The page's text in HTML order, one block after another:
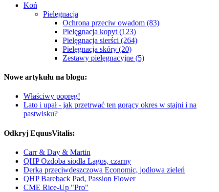
Koń
Pielęgnacja
Ochrona przeciw owadom (83)
Pielęgnacja kopyt (123)
Pielęgnacja sierści (264)
Pielęgnacja skóry (20)
Zestawy pielęgnacyjne (5)
Nowe artykułu na blogu:
Właściwy popręg!
Lato i upał - jak przetrwać ten gorący okres w stajni i na
pastwisku?
Odkryj EquusVitalis:
Carr & Day & Martin
QHP Ozdoba siodła Lagos, czarny
Derka przeciwdeszczowa Economic, jodłowa zieleń
QHP Bareback Pad, Passion Flower
CME Rice-Up "Pro"